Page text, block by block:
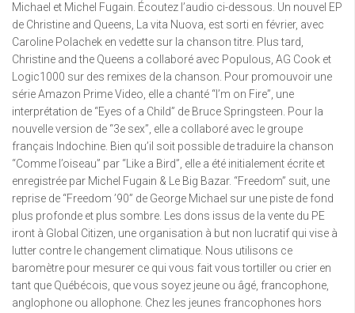
Michael et Michel Fugain. Écoutez l’audio ci-dessous. Un nouvel EP
de Christine and Queens, La vita Nuova, est sorti en février, avec
Caroline Polachek en vedette sur la chanson titre. Plus tard,
Christine and the Queens a collaboré avec Populous, AG Cook et
Logic1000 sur des remixes de la chanson. Pour promouvoir une
série Amazon Prime Video, elle a chanté “I’m on Fire”, une
interprétation de “Eyes of a Child” de Bruce Springsteen. Pour la
nouvelle version de “3e sex”, elle a collaboré avec le groupe
français Indochine. Bien qu’il soit possible de traduire la chanson
“Comme l’oiseau” par “Like a Bird”, elle a été initialement écrite et
enregistrée par Michel Fugain & Le Big Bazar. “Freedom” suit, une
reprise de “Freedom ’90” de George Michael sur une piste de fond
plus profonde et plus sombre. Les dons issus de la vente du PE
iront à Global Citizen, une organisation à but non lucratif qui vise à
lutter contre le changement climatique. Nous utilisons ce
baromètre pour mesurer ce qui vous fait vous tortiller ou crier en
tant que Québécois, que vous soyez jeune ou âgé, francophone,
anglophone ou allophone. Chez les jeunes francophones hors